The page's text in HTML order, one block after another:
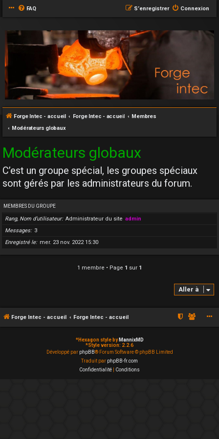
FAQ Connexion
S’enregistrer
Forge Intec - accueil Forge Intec - accueil
Membres
Modérateurs globaux
Modérateurs globaux
C’est un groupe spécial, les groupes spéciaux
sont gérés par les administrateurs du forum.
MEMBRES DU GROUPE
Rang, Nom d’utilisateur Administrateur du site admin
Messages
3
Enregistré le
mer. 23 nov. 2022 15:30
1 membre • Page 1 sur 1
Aller à
Forge Intec - accueil Forge Intec - accueil
*Hexagon style by MannixMD
*Style version: 2.2.6
Développé par phpBB® Forum Software © phpBB Limited
Traduit par phpBB-fr.com
Confidentialité
Conditions